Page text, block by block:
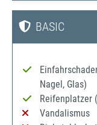
BASIC
Nagel, Glas)
Reifenplatzer
Vandalismus